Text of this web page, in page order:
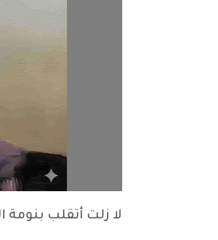
لا زلت أتقلب بنومة